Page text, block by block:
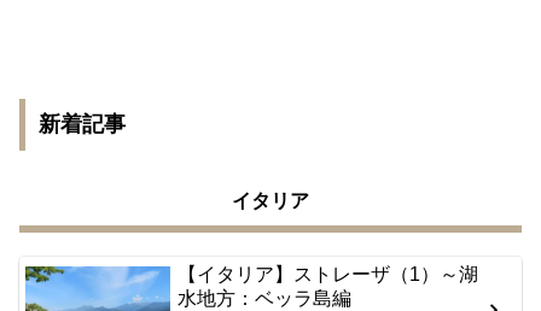
新着記事
イタリア
【イタリア】ストレーザ（1）～湖
水地方：ベッラ島編